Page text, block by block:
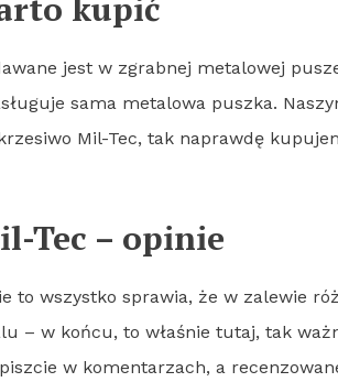
kupić
jest w zgrabnej metalowej
sama metalowa puszka.
Mil-Tec, tak naprawdę
Tec – opinie
to wszystko sprawia, że w zalewie
– w końcu, to właśnie tutaj, tak
w komentarzach, a